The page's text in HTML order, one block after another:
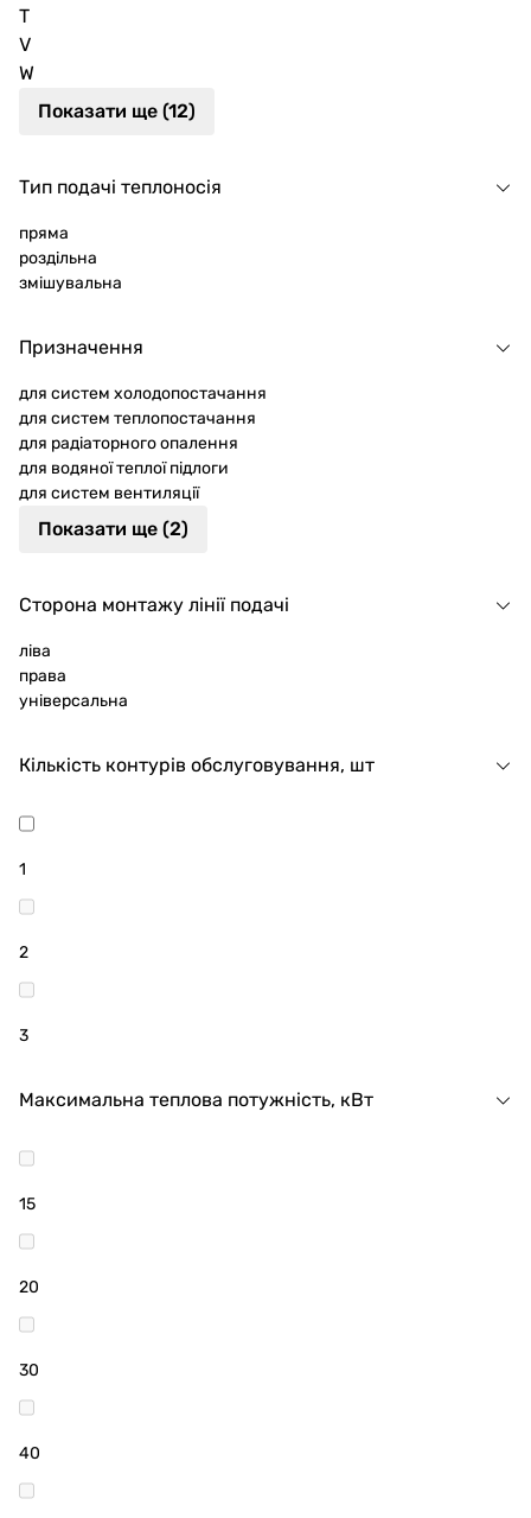
T
V
W
Показати ще (12)
Тип подачі теплоносія
пряма
роздільна
змішувальна
Призначення
для систем холодопостачання
для систем теплопостачання
для радіаторного опалення
для водяної теплої підлоги
для систем вентиляції
Показати ще (2)
Сторона монтажу лінії подачі
ліва
права
універсальна
Кількість контурів обслуговування, шт
1
2
3
Максимальна теплова потужність, кВт
15
20
30
40